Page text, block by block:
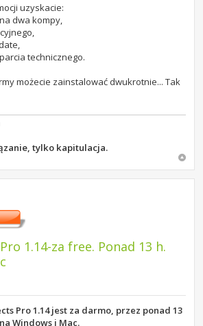
uzyskacie:
dwa kompy,
technicznego.
możecie zainstalować dwukrotnie... Tak
tylko kapitulacja.
1.14-za free. Ponad 13 h.
Pro 1.14 jest za darmo, przez ponad 13
Windows i Mac.